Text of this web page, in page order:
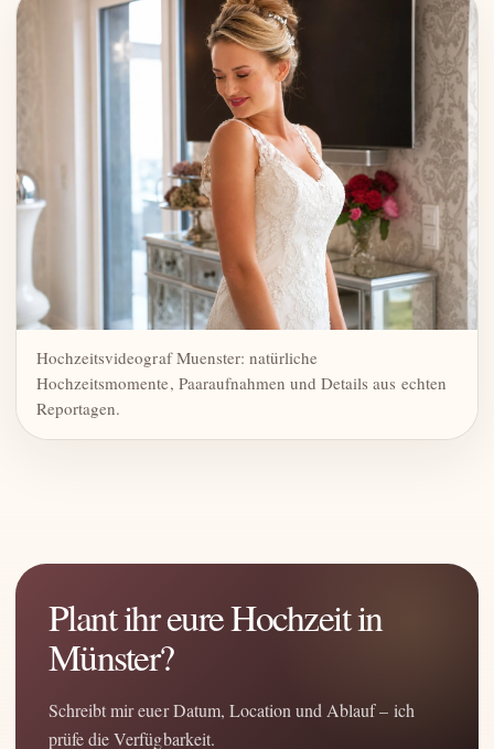
Hochzeitsvideograf Muenster: natürliche
Hochzeitsmomente, Paaraufnahmen und Details aus echten
Reportagen.
Plant ihr eure Hochzeit in
Münster?
Schreibt mir euer Datum, Location und Ablauf – ich
prüfe die Verfügbarkeit.